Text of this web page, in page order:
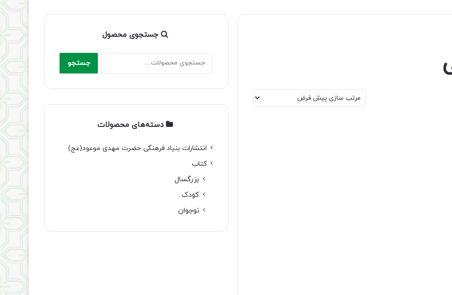
جستجوی محصول
جستجو
برای:
جستجو
دسته‌های محصولات
انتشارات بنیاد فرهنگی حضرت مهدی موعود(عج)
کتاب
بزرگسال
کودک
نوجوان